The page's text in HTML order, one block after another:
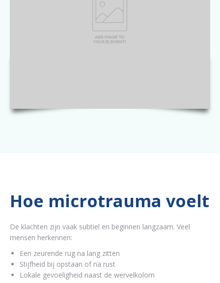
Hoe microtrauma voelt
De klachten zijn vaak subtiel en beginnen langzaam. Veel
mensen herkennen:
Een zeurende rug na lang zitten
Stijfheid bij opstaan of na rust
Lokale gevoeligheid naast de wervelkolom